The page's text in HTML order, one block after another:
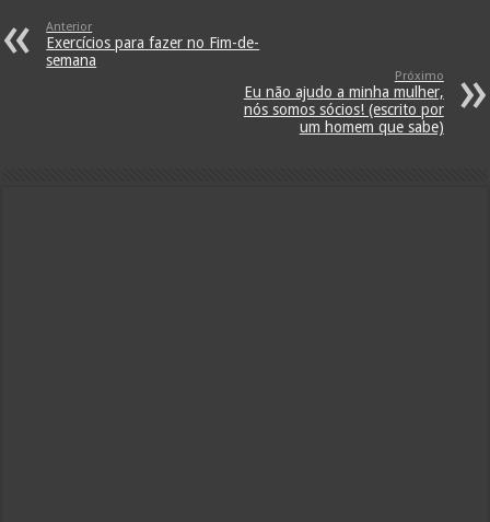
Anterior
Exercícios para fazer no Fim-de-
semana
Próximo
Eu não ajudo a minha mulher,
nós somos sócios! (escrito por
um homem que sabe)